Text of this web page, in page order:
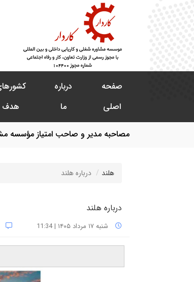
صفحه
اصلی
درباره
ما
هدف
مصاحبه مدیر و صاحب امتیاز مؤسسه
هلند درباره هلند
درباره هلند
شنبه ۱۷ مرداد ۱۴۰۵ | 11:34